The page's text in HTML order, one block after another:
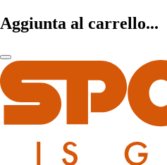
Aggiunta al carrello...